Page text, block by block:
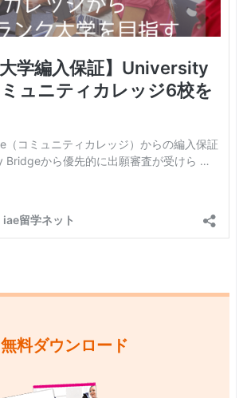
無料ダウンロード